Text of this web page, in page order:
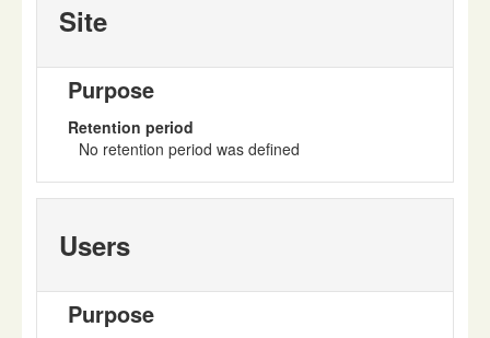
Site
Purpose
Retention period
No retention period was defined
Users
Purpose